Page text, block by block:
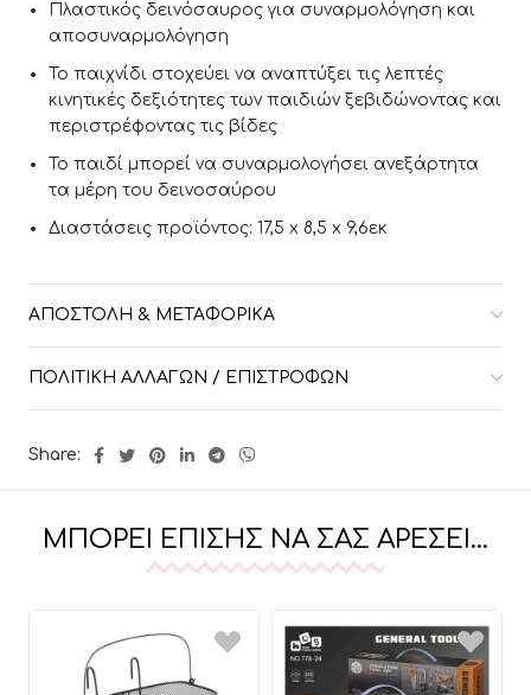
Πλαστικός δεινόσαυρος για συναρμολόγηση και
αποσυναρμολόγηση
Το παιχνίδι στοχεύει να αναπτύξει τις λεπτές
κινητικές δεξιότητες των παιδιών ξεβιδώνοντας και
περιστρέφοντας τις βίδες
Το παιδί μπορεί να συναρμολογήσει ανεξάρτητα
τα μέρη του δεινοσαύρου
Διαστάσεις προϊόντος: 17,5 x 8,5 x 9,6εκ
ΑΠΟΣΤΟΛΉ & ΜΕΤΑΦΟΡΙΚΆ
ΠΟΛΙΤΙΚΉ ΑΛΛΑΓΏΝ / ΕΠΙΣΤΡΟΦΏΝ
Share:
ΜΠΟΡΕΊ ΕΠΊΣΗΣ ΝΑ ΣΑΣ ΑΡΈΣΕΙ…